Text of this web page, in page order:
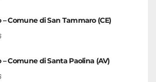
Comune di San Tammaro (CE)
Comune di Santa Paolina (AV)